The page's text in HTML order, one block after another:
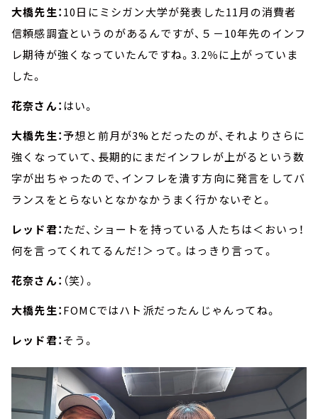
大橋先生：10日にミシガン大学が発表した11月の消費者
信頼感調査というのがあるんですが、５－10年先のインフ
レ期待が強くなっていたんですね。3.2％に上がっていま
した。
花奈さん： はい。
大橋先生：予想と前月が3%とだったのが、それよりさらに
強くなっていて、長期的にまだインフレが上がるという数
字が出ちゃったので、インフレを潰す方向に発言をしてバ
ランスをとらないとなかなかうまく行かないぞと。
レッド君：ただ、ショートを持っている人たちは＜おいっ！
何を言ってくれてるんだ！＞って。はっきり言って。
花奈さん： （笑）。
大橋先生：FOMCではハト派だったんじゃんってね。
レッド君：そう。